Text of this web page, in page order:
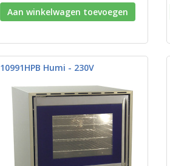
Aan winkelwagen toevoegen
10991HPB Humi - 230V